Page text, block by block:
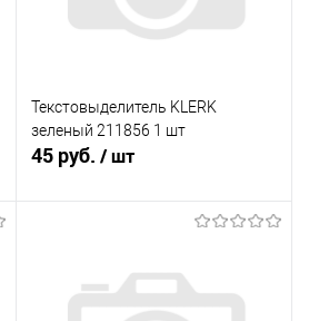
Текстовыделитель KLERK
зеленый 211856 1 шт
45 руб./ шт
Купить в 1 клик
К сравнению